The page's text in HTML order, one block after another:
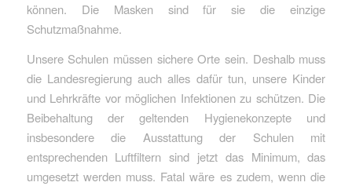
können. Die Masken sind für sie die einzige
Schutzmaßnahme.
Unsere Schulen müssen sichere Orte sein. Deshalb muss
die Landesregierung auch alles dafür tun, unsere Kinder
und Lehrkräfte vor möglichen Infektionen zu schützen. Die
Beibehaltung der geltenden Hygienekonzepte und
insbesondere die Ausstattung der Schulen mit
entsprechenden Luftfiltern sind jetzt das Minimum, das
umgesetzt werden muss. Fatal wäre es zudem, wenn die